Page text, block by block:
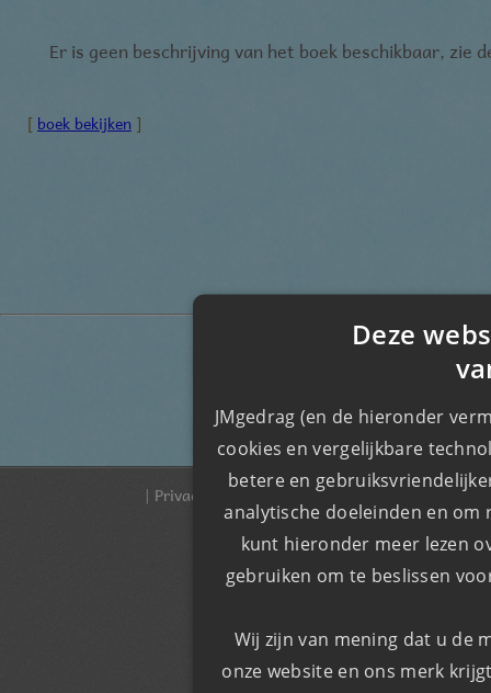
Er is geen beschrijving van het boek beschikbaar,
[ boek bekijken ]
persoonlijkheidsstoornis
| Privacy & Cookiebeleid |Onze voorwaarden| ©
Deze
JMgedrag (en de hieronder
cookies en vergelijkbare
​​betere en
analytische doeleinden en om
kunt hieronder meer lezen
gebruiken om te beslissen
Wij zijn van mening dat u de
onze website en ons merk